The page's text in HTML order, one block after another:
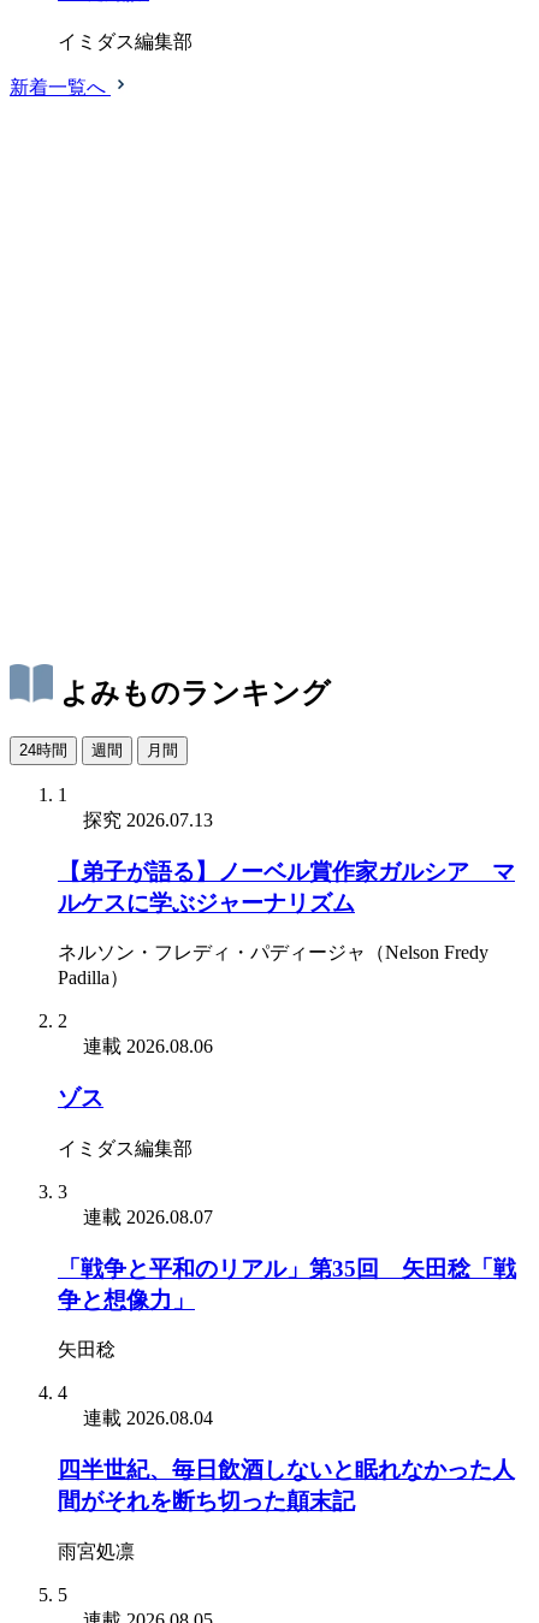
イミダス編集部
新着一覧へ
よみものランキング
24時間 週間 月間
1
探究 2026.07.13
【弟子が語る】ノーベル賞作家ガルシア゠マ
ルケスに学ぶジャーナリズム
ネルソン・フレディ・パディージャ（Nelson Fredy
Padilla）
2
連載 2026.08.06
ゾス
イミダス編集部
3
連載 2026.08.07
「戦争と平和のリアル」第35回 矢田稔「戦
争と想像力」
矢田稔
4
連載 2026.08.04
四半世紀、毎日飲酒しないと眠れなかった人
間がそれを断ち切った顛末記
雨宮処凛
5